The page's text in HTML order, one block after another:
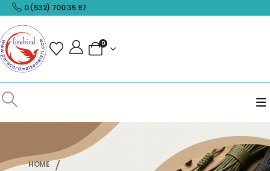
0 (532) 700 35 97
0
HOME